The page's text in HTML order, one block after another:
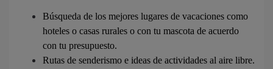
Búsqueda de los mejores lugares de vacaciones como
hoteles o casas rurales o con tu mascota de acuerdo
con tu presupuesto.
Rutas de senderismo e ideas de actividades al aire libre.